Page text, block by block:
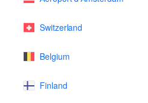
Switzerland
Belgium
Finland